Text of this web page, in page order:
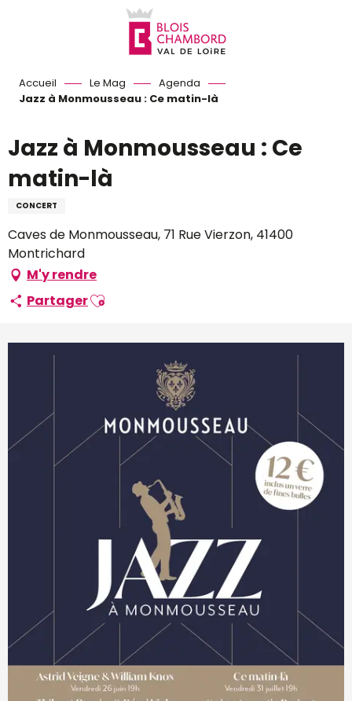
Accueil Le Mag
Agenda
Jazz à Monmousseau : Ce matin-là
Jazz à Monmousseau : Ce
matin-là
CONCERT
Caves de Monmousseau, 71 Rue Vierzon, 41400
Montrichard
M'y rendre
PartagerAjouter aux favoris